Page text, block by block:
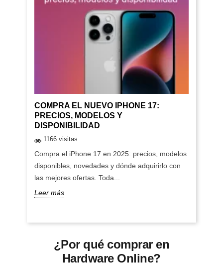
COMPRA EL NUEVO IPHONE 17:
PRECIOS, MODELOS Y
DISPONIBILIDAD
1166 visitas
Compra el iPhone 17 en 2025: precios, modelos
disponibles, novedades y dónde adquirirlo con
las mejores ofertas. Toda...
Leer más
¿Por qué comprar en
Hardware Online?